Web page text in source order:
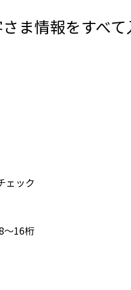
ま情報をすべ
ェック
～16桁